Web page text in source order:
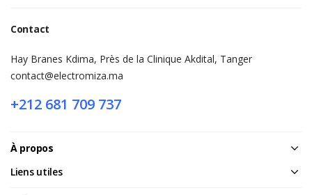
Contact
Hay Branes Kdima, Près de la Clinique Akdital, Tanger
contact@electromiza.ma
+212 681 709 737
À propos
Liens utiles